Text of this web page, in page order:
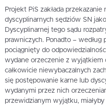
Projekt PiS zakłada przekazanie
dyscyplinarnych sędziów SN
Dyscyplinarnej tego sądu
prawniczych. Ponadto – według
pociągnięty do
wydane orzeczenie z
całkowicie niewybaczalnych
się postępowanie karne lub
wydanymi przez nich
przewidzianym wyjątku,